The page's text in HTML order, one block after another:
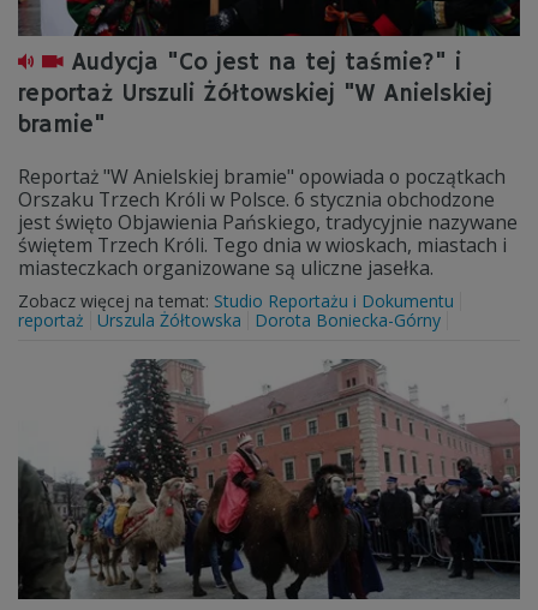
Audycja "Co jest na tej taśmie?" i
reportaż Urszuli Żółtowskiej "W Anielskiej
bramie"
Reportaż "W Anielskiej bramie" opowiada o początkach
Orszaku Trzech Króli w Polsce. 6 stycznia obchodzone
jest święto Objawienia Pańskiego, tradycyjnie nazywane
świętem Trzech Króli. Tego dnia w wioskach, miastach i
miasteczkach organizowane są uliczne jasełka.
Zobacz więcej na temat: Studio Reportażu i Dokumentu
reportaż
Urszula Żółtowska Dorota Boniecka-Górny